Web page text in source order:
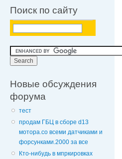
Поиск по сайту
Новые обсуждения
форума
тест
продам ГБЦ в сборе d13
мотора.со всеми датчиками и
форсунками.2000 за все
Кто-нибудь в мпркировках